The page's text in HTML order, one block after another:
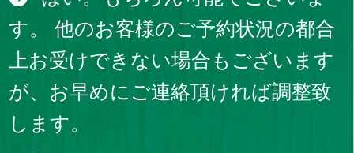
す。 他のお客様のご予約状況の都合
上お受けできない場合もございます
が、お早めにご連絡頂ければ調整致
します。